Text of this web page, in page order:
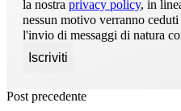
la nostra privacy policy, in
nessun motivo verranno
l'invio di messaggi di natura
Post precedente